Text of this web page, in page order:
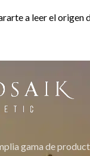
a leer el origen
gama de